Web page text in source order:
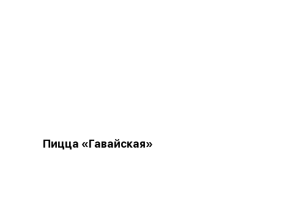
Пицца «Гавайская»